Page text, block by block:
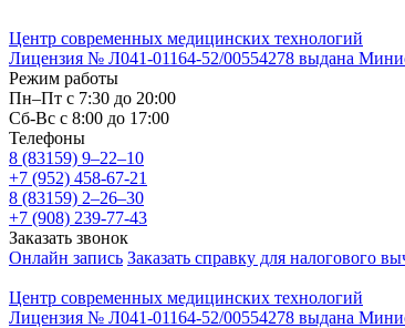
Центр современных медицинских технологий
Лицензия № Л041-01164-52/00554278 выдана
Режим работы
Пн–Пт с 7:30 до 20:00
Cб-Вс с 8:00 до 17:00
Телефоны
8 (83159) 9–22–10
+7 (952) 458-67-21
8 (83159) 2–26–30
+7 (908) 239-77-43
Заказать звонок
Онлайн запись Заказать справку для налогового
Центр современных медицинских технологий
Лицензия № Л041-01164-52/00554278 выдана